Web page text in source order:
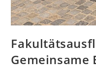
Gemeinsame